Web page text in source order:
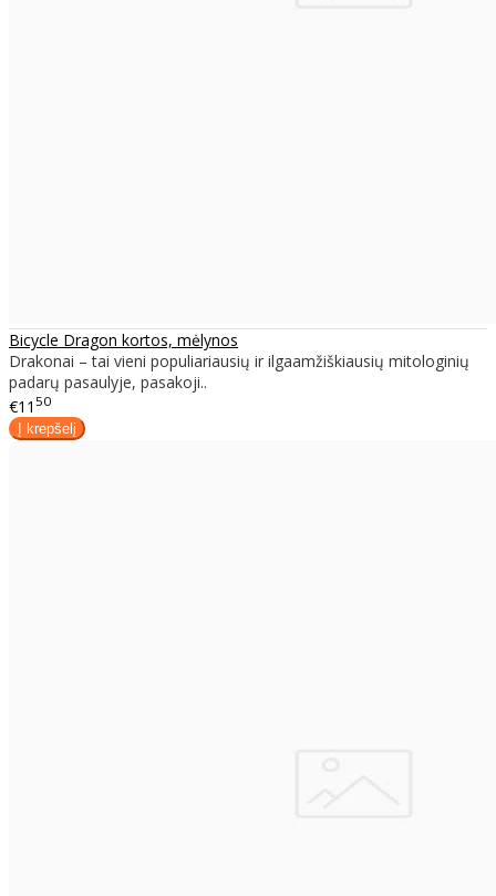
Bicycle Dragon kortos, mėlynos
Drakonai – tai vieni populiariausių ir ilgaamžiškiausių mitologinių
padarų pasaulyje, pasakoji..
€11 50